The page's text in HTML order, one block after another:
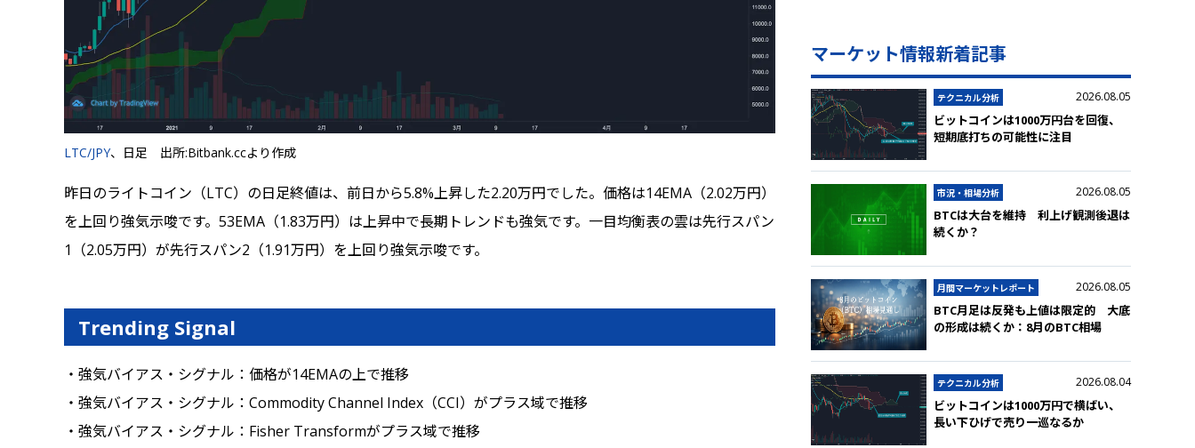
LTC/JPY、日足 出所:Bitbank.ccより作成
昨日のライトコイン（LTC）の日足終値は、前日から5.8%上昇した2.20万円でした。価格は14EMA（2.02万円）
を上回り強気示唆です。53EMA（1.83万円）は上昇中で長期トレンドも強気です。一目均衡表の雲は先行スパン
1（2.05万円）が先行スパン2（1.91万円）を上回り強気示唆です。
Trending Signal
・強気バイアス・シグナル：価格が14EMAの上で推移
・強気バイアス・シグナル：Commodity Channel Index（CCI）がプラス域で推移
・強気バイアス・シグナル：Fisher Transformがプラス域で推移
マーケット情報新着記事
テクニカル分析 2026.08.05
ビットコインは1000万円台を回復、
短期底打ちの可能性に注目
市況・相場分析 2026.08.05
BTCは大台を維持 利上げ観測後退は
続くか？
月間マーケットレポート 2026.08.05
BTC月足は反発も上値は限定的 大底
の形成は続くか：8月のBTC相場
テクニカル分析 2026.08.04
ビットコインは1000万円で横ばい、
長い下ひげで売り一巡なるか